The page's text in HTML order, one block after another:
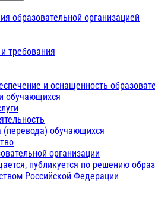
образовательной организацией
требования
и оснащенность
обучающихся
обучающихся
организации
публикуется по решению
Российской Федерации